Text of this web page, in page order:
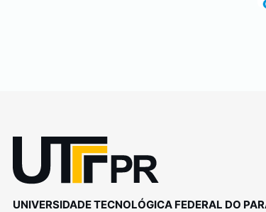
UNIVERSIDADE TECNOLÓGICA FEDERAL DO